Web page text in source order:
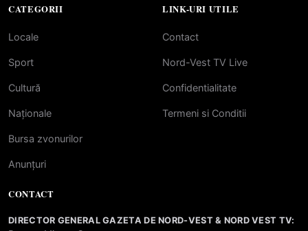
CATEGORII
Locale
Sport
Cultură
Naționale
Bursa zvonurilor
Anunțuri
LINK-URI UTILE
Contact
Nord-Vest TV Live
Confidentialitate
Termeni si Conditii
CONTACT
DIRECTOR GENERAL GAZETA DE NORD-VEST & NORD VEST TV: